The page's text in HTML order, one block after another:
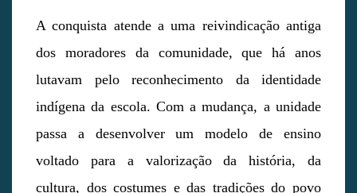
A conquista atende a uma reivindicação antiga
dos moradores da comunidade, que há anos
lutavam pelo reconhecimento da identidade
indígena da escola. Com a mudança, a unidade
passa a desenvolver um modelo de ensino
voltado para a valorização da história, da
cultura, dos costumes e das tradições do povo